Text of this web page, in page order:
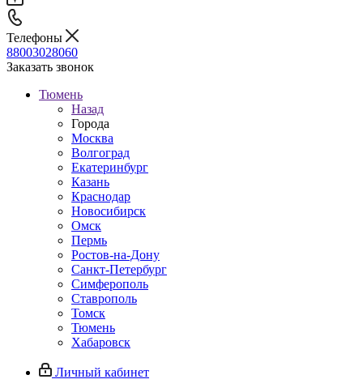
Телефоны
88003028060
Заказать звонок
Тюмень
Назад
Города
Москва
Волгоград
Екатеринбург
Казань
Краснодар
Новосибирск
Омск
Пермь
Ростов-на-Дону
Санкт-Петербург
Симферополь
Ставрополь
Томск
Тюмень
Хабаровск
Личный кабинет